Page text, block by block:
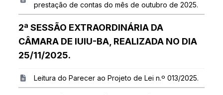
prestação de contas do mês de outubro de 2025.
2ª SESSÃO EXTRAORDINÁRIA DA
CÂMARA DE IUIU-BA, REALIZADA NO DIA
25/11/2025.
Leitura do Parecer ao Projeto de Lei n.º 013/2025.